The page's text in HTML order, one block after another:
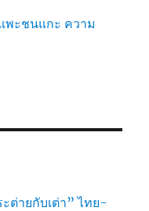
พะชนแกะ ความ
ต่ายกับเต่า” ไทย-